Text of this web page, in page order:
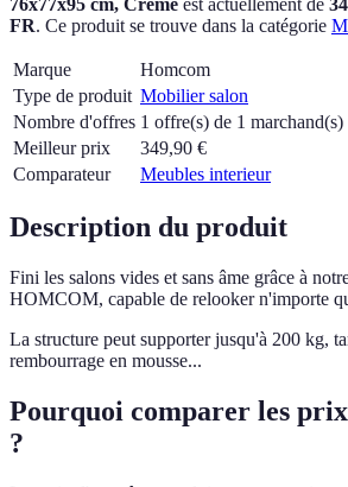
FR. Ce produit se trouve dans la catégorie
Marque
Homcom
Type de produit Mobilier salon
Nombre d'offres 1 offre(s) de 1 marchand(s)
Meilleur prix
349,90 €
Comparateur
Meubles interieur
Description du produit
Fini les salons vides et sans âme grâce à
HOMCOM, capable de relooker n'importe
La structure peut supporter jusqu'à 200 kg,
rembourrage en mousse...
Pourquoi comparer les
?